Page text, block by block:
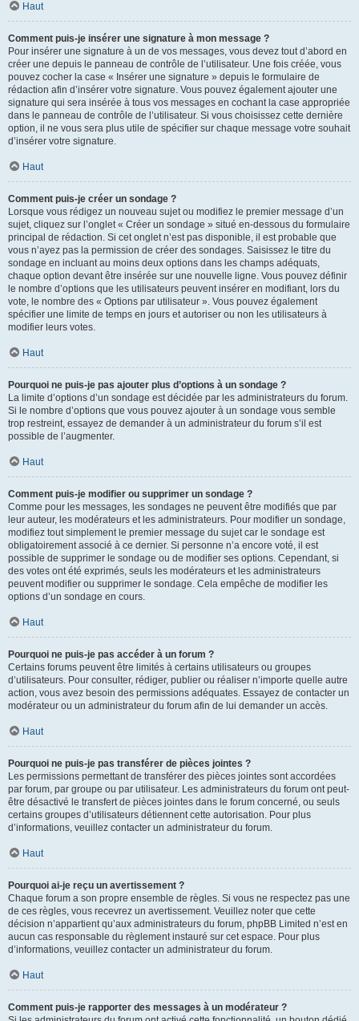
Haut
Comment puis-je insérer une signature à mon message ?
Pour insérer une signature à un de vos messages, vous devez tout d’abord en
créer une depuis le panneau de contrôle de l’utilisateur. Une fois créée, vous
pouvez cocher la case « Insérer une signature » depuis le formulaire de
rédaction afin d’insérer votre signature. Vous pouvez également ajouter une
signature qui sera insérée à tous vos messages en cochant la case appropriée
dans le panneau de contrôle de l’utilisateur. Si vous choisissez cette dernière
option, il ne vous sera plus utile de spécifier sur chaque message votre souhait
d’insérer votre signature.
Haut
Comment puis-je créer un sondage ?
Lorsque vous rédigez un nouveau sujet ou modifiez le premier message d’un
sujet, cliquez sur l’onglet « Créer un sondage » situé en-dessous du formulaire
principal de rédaction. Si cet onglet n’est pas disponible, il est probable que
vous n’ayez pas la permission de créer des sondages. Saisissez le titre du
sondage en incluant au moins deux options dans les champs adéquats,
chaque option devant être insérée sur une nouvelle ligne. Vous pouvez définir
le nombre d’options que les utilisateurs peuvent insérer en modifiant, lors du
vote, le nombre des « Options par utilisateur ». Vous pouvez également
spécifier une limite de temps en jours et autoriser ou non les utilisateurs à
modifier leurs votes.
Haut
Pourquoi ne puis-je pas ajouter plus d’options à un sondage ?
La limite d’options d’un sondage est décidée par les administrateurs du forum.
Si le nombre d’options que vous pouvez ajouter à un sondage vous semble
trop restreint, essayez de demander à un administrateur du forum s’il est
possible de l’augmenter.
Haut
Comment puis-je modifier ou supprimer un sondage ?
Comme pour les messages, les sondages ne peuvent être modifiés que par
leur auteur, les modérateurs et les administrateurs. Pour modifier un sondage,
modifiez tout simplement le premier message du sujet car le sondage est
obligatoirement associé à ce dernier. Si personne n’a encore voté, il est
possible de supprimer le sondage ou de modifier ses options. Cependant, si
des votes ont été exprimés, seuls les modérateurs et les administrateurs
peuvent modifier ou supprimer le sondage. Cela empêche de modifier les
options d’un sondage en cours.
Haut
Pourquoi ne puis-je pas accéder à un forum ?
Certains forums peuvent être limités à certains utilisateurs ou groupes
d’utilisateurs. Pour consulter, rédiger, publier ou réaliser n’importe quelle autre
action, vous avez besoin des permissions adéquates. Essayez de contacter un
modérateur ou un administrateur du forum afin de lui demander un accès.
Haut
Pourquoi ne puis-je pas transférer de pièces jointes ?
Les permissions permettant de transférer des pièces jointes sont accordées
par forum, par groupe ou par utilisateur. Les administrateurs du forum ont peut-
être désactivé le transfert de pièces jointes dans le forum concerné, ou seuls
certains groupes d’utilisateurs détiennent cette autorisation. Pour plus
d’informations, veuillez contacter un administrateur du forum.
Haut
Pourquoi ai-je reçu un avertissement ?
Chaque forum a son propre ensemble de règles. Si vous ne respectez pas une
de ces règles, vous recevrez un avertissement. Veuillez noter que cette
décision n’appartient qu’aux administrateurs du forum, phpBB Limited n’est en
aucun cas responsable du règlement instauré sur cet espace. Pour plus
d’informations, veuillez contacter un administrateur du forum.
Haut
Comment puis-je rapporter des messages à un modérateur ?